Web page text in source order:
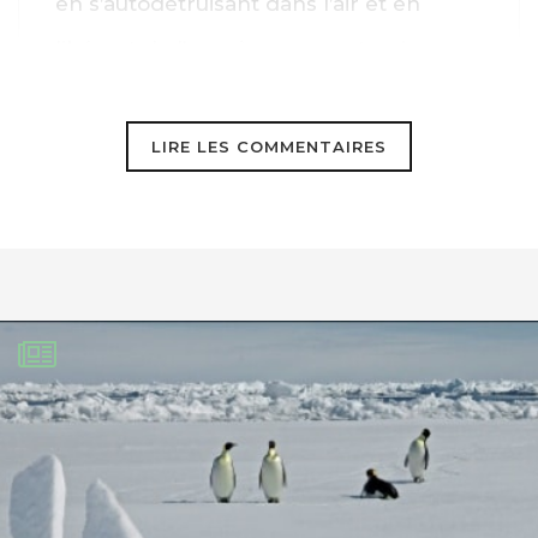
l’atmosphère et leur taux de
principal de réduire les émissions de
ces gaz, elle permet de gérer le robot
de traite et de suivre au plus près la vie
LIRE LES COMMENTAIRES